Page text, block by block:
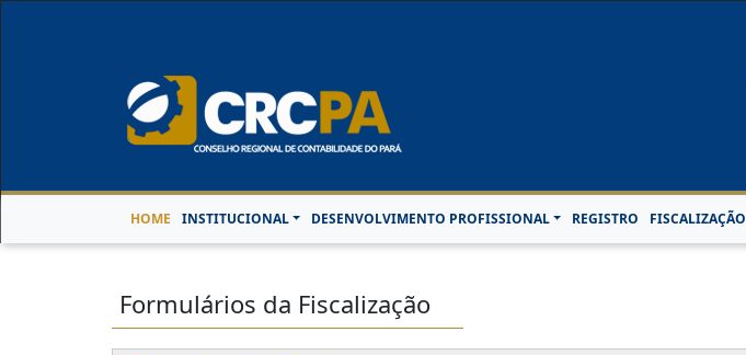
HOME INSTITUCIONAL DESENVOLVIMENTO PROFISSIONAL REGISTRO FISCALIZAÇÃO
Formulários da Fiscalização